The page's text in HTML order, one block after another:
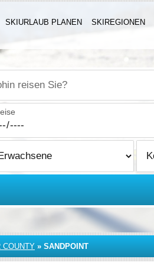
SKIURLAUB PLANEN SKIREGIONEN
reisen Sie?
COUNTY » SANDPOINT